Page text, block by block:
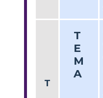
T
T
E
M
A